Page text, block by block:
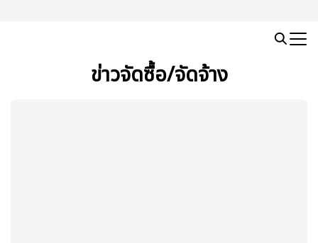
ข่าวจัดซื้อ/จัดจ้าง